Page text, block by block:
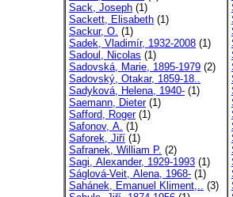
Sack, Joseph (1)
Sackett, Elisabeth (1)
Sackur, O. (1)
Sadek, Vladimír, 1932-2008 (1)
Sadoul, Nicolas (1)
Sadovská, Marie, 1895-1979 (2)
Sadovský, Otakar, 1859-18..
Sadyková, Helena, 1940- (1)
Saemann, Dieter(1)
Safford, Roger(1)
Safonov, A. (1)
Saforek, Jiří (1)
Safranek, William P. (2)
Sagi, Alexander, 1929-1993 (1)
Ságlová-Veit, Alena, 1968- (1)
Sahánek, Emanuel Kliment,.. (3)